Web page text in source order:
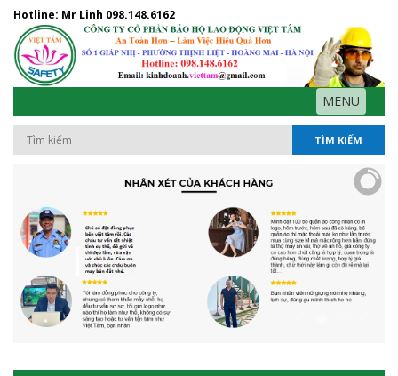
Hotline: Mr Linh 098.148.6162
MENU
TÌM KIẾM